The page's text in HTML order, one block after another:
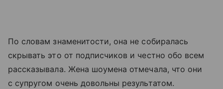
По словам знаменитости, она не собиралась
скрывать это от подписчиков и честно обо всем
рассказывала. Жена шоумена отмечала, что они
с супругом очень довольны результатом.